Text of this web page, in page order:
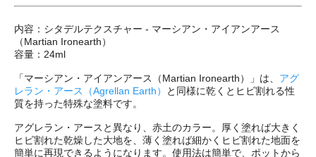
内容：シタデルテクスチャー - マーシアン・アイアンアース
（Martian Ironearth）
容量：24ml
「マーシアン・アイアンアース（Martian Ironearth）」は、 アグ
レラン・アース（Agrellan Earth）
と同様に乾くとヒビ割れる性
質を持った特殊な塗料です。
アグレラン・アースと異なり、赤土のカラー。厚く塗れば大きく
ヒビ割れた乾燥した大地を、薄く塗れば細かくヒビ割れた地面を
簡単に再現できるようになります。使用法は簡単で、ポットから